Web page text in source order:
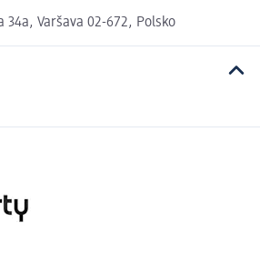
34a, Varšava 02-672, Polsko